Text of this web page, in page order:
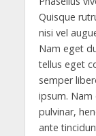
Quisque
nisi vel
Nam eget
tellus eget
semper
ipsum. Nam
pulvinar,
ante